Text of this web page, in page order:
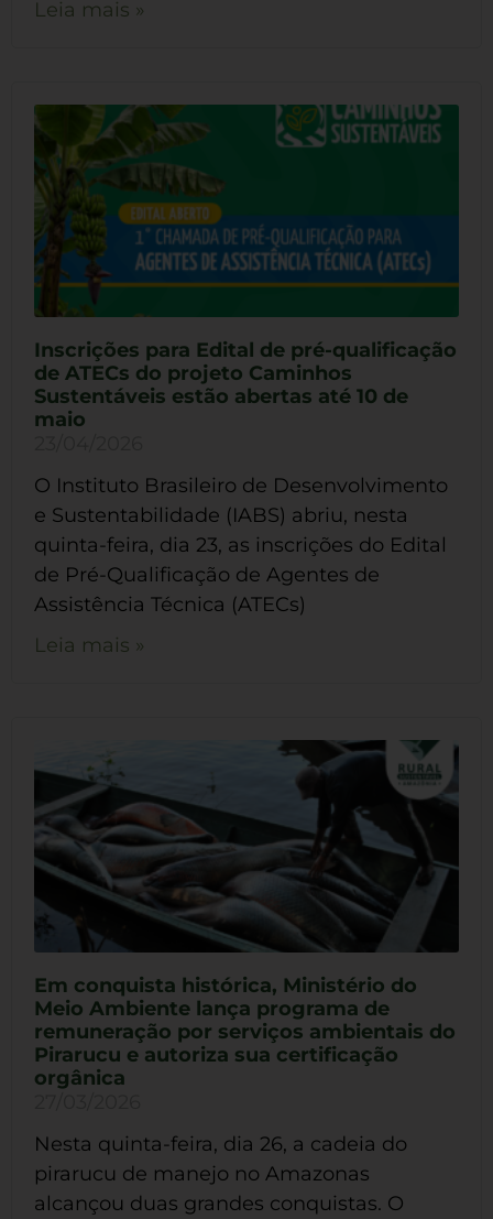
Leia mais »
Inscrições para Edital de pré-qualificação
de ATECs do projeto Caminhos
Sustentáveis estão abertas até 10 de
maio
O Instituto Brasileiro de Desenvolvimento
e Sustentabilidade (IABS) abriu, nesta
quinta-feira, dia 23, as inscrições do Edital
de Pré-Qualificação de Agentes de
Assistência Técnica (ATECs)
Leia mais »
Em conquista histórica, Ministério do
Meio Ambiente lança programa de
remuneração por serviços ambientais do
Pirarucu e autoriza sua certificação
orgânica
Nesta quinta-feira, dia 26, a cadeia do
pirarucu de manejo no Amazonas
alcançou duas grandes conquistas. O